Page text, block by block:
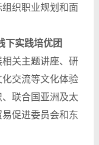
织职业规划和面
下实践培优团
关主题讲座、研
交流等文化体验
联合国亚洲及太
促进委员会和东